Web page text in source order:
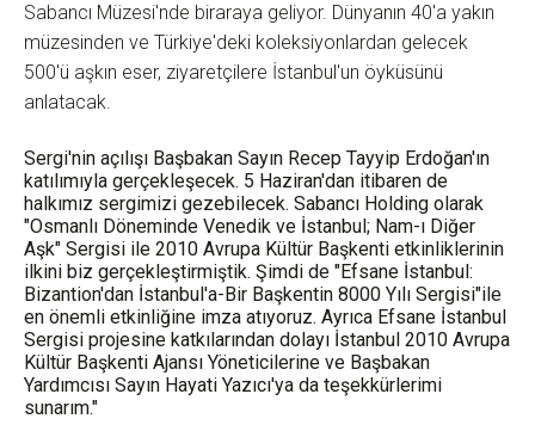
Sabancı Müzesi'nde biraraya geliyor. Dünyanın 40'a yakın
müzesinden ve Türkiye'deki koleksiyonlardan gelecek
500'ü aşkın eser, ziyaretçilere İstanbul'un öyküsünü
anlatacak.
Sergi'nin açılışı Başbakan Sayın Recep Tayyip Erdoğan'ın
katılımıyla gerçekleşecek. 5 Haziran'dan itibaren de
halkımız sergimizi gezebilecek. Sabancı Holding olarak
"Osmanlı Döneminde Venedik ve İstanbul; Nam-ı Diğer
Aşk" Sergisi ile 2010 Avrupa Kültür Başkenti etkinliklerinin
ilkini biz gerçekleştirmiştik. Şimdi de "Efsane İstanbul:
Bizantion'dan İstanbul'a-Bir Başkentin 8000 Yılı Sergisi"ile
en önemli etkinliğine imza atıyoruz. Ayrıca Efsane İstanbul
Sergisi projesine katkılarından dolayı İstanbul 2010 Avrupa
Kültür Başkenti Ajansı Yöneticilerine ve Başbakan
Yardımcısı Sayın Hayati Yazıcı'ya da teşekkürlerimi
sunarım."